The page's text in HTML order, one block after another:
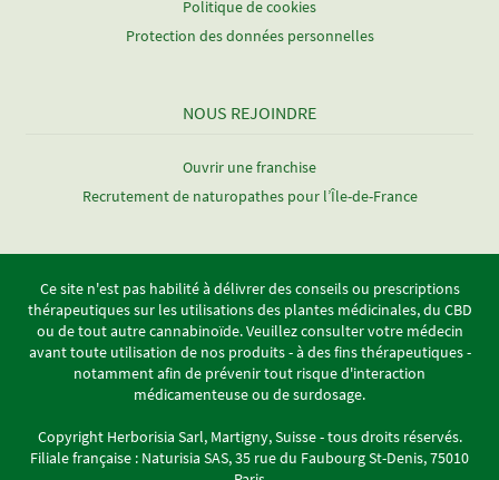
Politique de cookies
Protection des données personnelles
NOUS REJOINDRE
Ouvrir une franchise
Recrutement de naturopathes pour l’Île-de-France
Ce site n'est pas habilité à délivrer des conseils ou prescriptions
thérapeutiques sur les utilisations des plantes médicinales, du CBD
ou de tout autre cannabinoïde. Veuillez consulter votre médecin
avant toute utilisation de nos produits - à des fins thérapeutiques -
notamment afin de prévenir tout risque d'interaction
médicamenteuse ou de surdosage.
Copyright Herborisia Sarl, Martigny, Suisse - tous droits réservés.
Filiale française : Naturisia SAS, 35 rue du Faubourg St-Denis, 75010